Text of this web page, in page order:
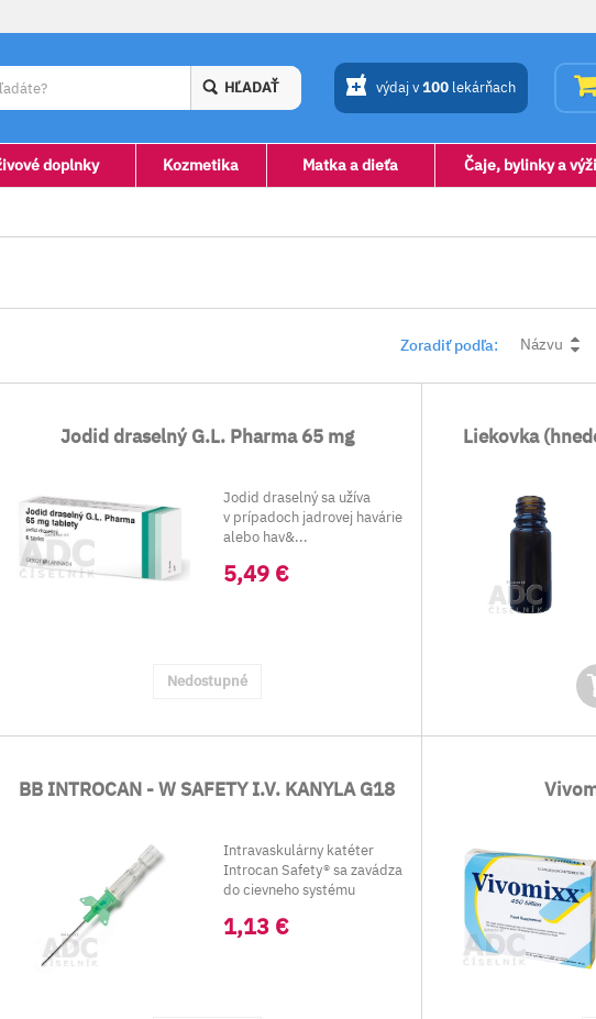
HĽADAŤ výdaj v100 lekárňach
doplnky Kozmetika Matka a dieťa Čaje, bylinky a
Zoradiť podľa: Názvu
Jodid draselný G.L. Pharma 65 mg
Jodid draselný sa užíva
v prípadoch jadrovej havárie
alebo hav&...
5,49 €
Nedostupné
Liekovka
BB INTROCAN - W SAFETY I.V. KANYLA G18
Intravaskulárny katéter
Introcan Safety® sa zavádza
do cievneho systému
1,13 €